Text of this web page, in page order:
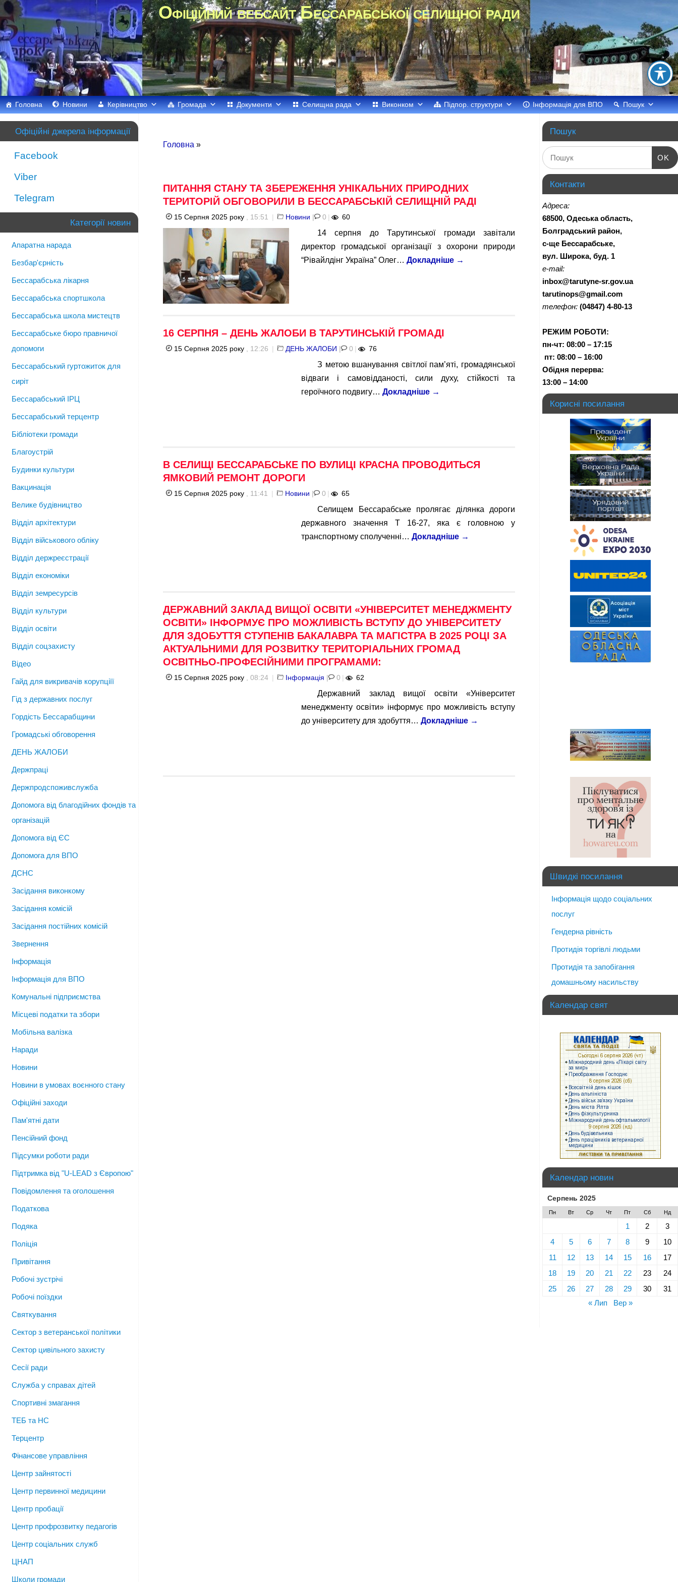
Офіційний вебсайт Бессарабської селищної ради
Головна Новини Керівництво Громада Документи Селищна рада Виконком Підпор. структури Інформація для ВПО Пошук
Головна »
ПИТАННЯ СТАНУ ТА ЗБЕРЕЖЕННЯ УНІКАЛЬНИХ ПРИРОДНИХ
ТЕРИТОРІЙ ОБГОВОРИЛИ В БЕССАРАБСЬКІЙ СЕЛИЩНІЙ РАДІ
15 Серпня 2025 року , 15:51 | Новини | 0 | 60
14 серпня до Тарутинської громади завітали
директор громадської організації з охорони природи
“Рівайлдінг Україна” Олег… Докладніше →
16 СЕРПНЯ – ДЕНЬ ЖАЛОБИ В ТАРУТИНСЬКІЙ ГРОМАДІ
15 Серпня 2025 року , 12:26 | ДЕНЬ ЖАЛОБИ | 0 | 76
З метою вшанування світлої пам’яті, громадянської
відваги і самовідданості, сили духу, стійкості та
героїчного подвигу… Докладніше →
В СЕЛИЩІ БЕССАРАБСЬКЕ ПО ВУЛИЦІ КРАСНА ПРОВОДИТЬСЯ
ЯМКОВИЙ РЕМОНТ ДОРОГИ
15 Серпня 2025 року , 11:41 | Новини | 0 | 65
Селищем Бессарабське пролягає ділянка дороги
державного значення Т 16-27, яка є головною у
транспортному сполученні… Докладніше →
ДЕРЖАВНИЙ ЗАКЛАД ВИЩОЇ ОСВІТИ «УНІВЕРСИТЕТ МЕНЕДЖМЕНТУ
ОСВІТИ» ІНФОРМУЄ ПРО МОЖЛИВІСТЬ ВСТУПУ ДО УНІВЕРСИТЕТУ
ДЛЯ ЗДОБУТТЯ СТУПЕНІВ БАКАЛАВРА ТА МАГІСТРА В 2025 РОЦІ ЗА
АКТУАЛЬНИМИ ДЛЯ РОЗВИТКУ ТЕРИТОРІАЛЬНИХ ГРОМАД
ОСВІТНЬО-ПРОФЕСІЙНИМИ ПРОГРАМАМИ:
15 Серпня 2025 року , 08:24 | Інформація | 0 | 62
Державний заклад вищої освіти «Університет
менеджменту освіти» інформує про можливість вступу
до університету для здобуття… Докладніше →
Офіційні джерела інформації
Facebook
Viber
Telegram
Категорії новин
Апаратна нарада
Безбар'єрність
Бессарабська лікарня
Бессарабська спортшкола
Бессарабська школа мистецтв
Бессарабське бюро правничої
допомоги
Бессарабський гуртожиток для
сиріт
Бессарабський ІРЦ
Бессарабський терцентр
Бібліотеки громади
Благоустрій
Будинки культури
Вакцинація
Велике будівництво
Відділ архітектури
Відділ військового обліку
Відділ держреєстрації
Відділ економіки
Відділ земресурсів
Відділ культури
Відділ освіти
Відділ соцзахисту
Відео
Гайд для викривачів корупціїї
Гід з державних послуг
Гордість Бессарабщини
Громадські обговорення
ДЕНЬ ЖАЛОБИ
Держпраці
Держпродспоживслужба
Допомога від благодійних фондів та
організацій
Допомога від ЄС
Допомога для ВПО
ДСНС
Засідання виконкому
Засідання комісій
Засідання постійних комісій
Звернення
Інформація
Інформація для ВПО
Комунальні підприємства
Місцеві податки та збори
Мобільна валізка
Наради
Новини
Новини в умовах воєнного стану
Офіційні заходи
Пам'ятні дати
Пенсійний фонд
Підсумки роботи ради
Підтримка від "U-LEAD з Європою"
Повідомлення та оголошення
Податкова
Подяка
Поліція
Привітання
Робочі зустрічі
Робочі поїздки
Святкування
Сектор з ветеранської політики
Сектор цивільного захисту
Сесії ради
Служба у справах дітей
Спортивні змагання
ТЕБ та НС
Терцентр
Фінансове управління
Центр зайнятості
Центр первинної медицини
Центр пробації
Центр профрозвитку педагогів
Центр соціальних служб
ЦНАП
Школи громади
Пошук
OK
Контакти
Адреса:
68500, Одеська область,
Болградський район,
с-ще Бессарабське,
вул. Широка, буд. 1
e-mail:
inbox@tarutyne-sr.gov.ua
tarutinops@gmail.com
телефон: (04847) 4-80-13
РЕЖИМ РОБОТИ:
пн-чт: 08:00 – 17:15
пт: 08:00 – 16:00
Обідня перерва:
13:00 – 14:00
Корисні посилання
Швидкі посилання
Інформація щодо соціальних
послуг
Гендерна рівність
Протидія торгівлі людьми
Протидія та запобігання
домашньому насильству
Календар свят
Календар новин
Серпень 2025
Пн Вт Ср Чт Пт Сб Нд
1 2
3
4
5 6 7 8 9
10
11
12 13 14 15 16
17
18
19 20 21 22 23
24
25
26 27 28 29 30
31
« Лип
Вер »